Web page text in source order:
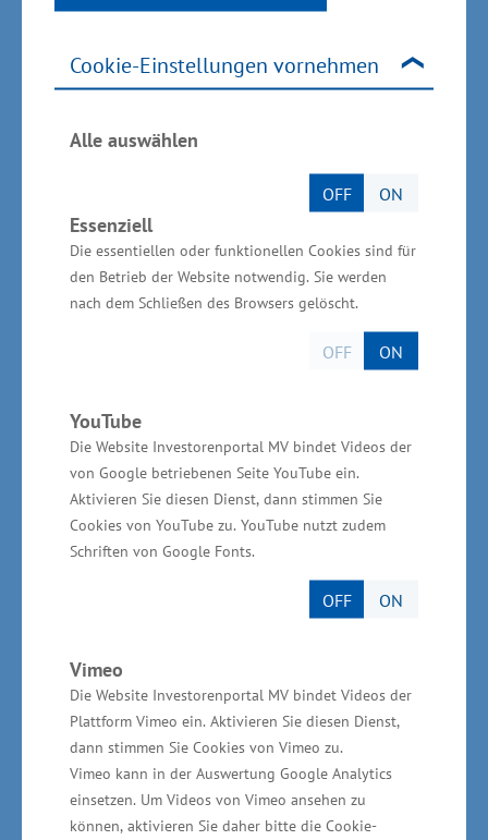
Cookie-Einstellungen vornehmen
Alle auswählen
OFF ON
Essenziell
Die essentiellen oder funktionellen Cookies sind für
den Betrieb der Website notwendig. Sie werden
nach dem Schließen des Browsers gelöscht.
OFF ON
YouTube
Die Website Investorenportal MV bindet Videos der
von Google betriebenen Seite YouTube ein.
Aktivieren Sie diesen Dienst, dann stimmen Sie
Cookies von YouTube zu. YouTube nutzt zudem
Schriften von Google Fonts.
OFF ON
Vimeo
Die Website Investorenportal MV bindet Videos der
Plattform Vimeo ein. Aktivieren Sie diesen Dienst,
dann stimmen Sie Cookies von Vimeo zu.
Vimeo kann in der Auswertung Google Analytics
einsetzen. Um Videos von Vimeo ansehen zu
können, aktivieren Sie daher bitte die Cookie-
Mindestabständen, Standplatzgrößen,
Tragfähigkeit des Untergrunds, Brandschutz,
Regelungen zu Zelten und dem Aufstellen von
beweglichen Unterkünften aus § 28 NatSchAG
M-V sollten in einem eigenen Abschnitt der
CWVO-MV übernommen werden. „In der
Verordnung können alle Rechtskreise (Bau-,
Naturschutz- und Waldrecht) nutzer- und
anwenderfreundlich gebündelt werden. Somit
kann mehr Klarheit, Übersichtlichkeit und
Verständlichkeit für die Genehmigung von
Investitionsmaßnahmen bei Campingplätzen
bestehen“, erläuterte Wirtschaftsminister Meyer.
Wachsende Nachfrage – Angebot muss
Die deutlich gestiegene Anzahl an
Neuzulassungen von Wohnwagen und
Wohnmobilen in Deutschland (2013: 16.667
Caravans, 24.809 Reisemobile; 2021: 24.891
Caravans, 82.017 Wohnmobile) zeigt, wie stark
dieses Segment wächst. „Camper sind in den